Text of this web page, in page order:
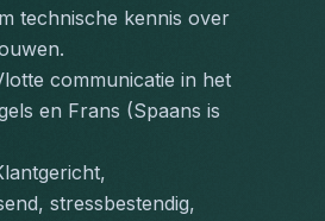
technische kennis over
communicatie in het
en Frans (Spaans is
stressbestendig,